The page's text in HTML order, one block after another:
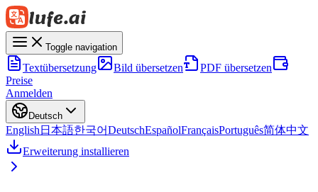
Toggle navigation
Textübersetzung Bild übersetzen
PDF übersetzen
Preise
Anmelden
Deutsch
English 日本語한국어DeutschEspañolFrançaisPortuguês简体中文
Erweiterung installieren